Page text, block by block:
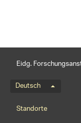
Eidg.
Deutsch
Standorte